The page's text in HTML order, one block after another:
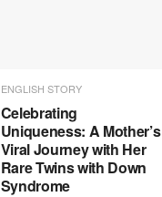
ENGLISH STORY
Celebrating
Uniqueness: A Mother’s
Viral Journey with Her
Rare Twins with Down
Syndrome